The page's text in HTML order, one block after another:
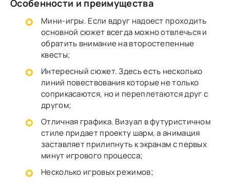
Особенности и преимущества
Мини-игры. Если вдруг надоест проходить
основной сюжет всегда можно отвлечься и
обратить внимание на второстепенные
квесты;
Интересный сюжет. Здесь есть несколько
линий повествования которые не только
соприкасаются, но и переплетаются друг с
другом;
Отличная графика. Визуал в футуристичном
стиле придает проекту шарм, а анимация
заставляет прилипнуть к экранам с первых
минут игрового процесса;
Несколько игровых режимов;